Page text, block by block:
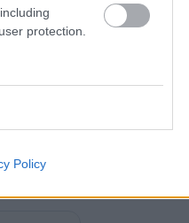
protection.
Policy